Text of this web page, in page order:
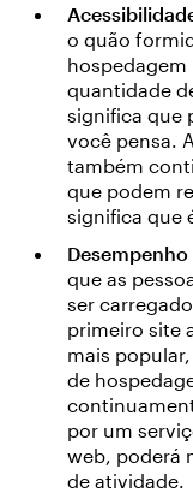
o quão
quantidade
significa que
você pensa.
também
que podem
significa que
que as
ser
primeiro site
mais
de
por um
web, poderá
de atividade.